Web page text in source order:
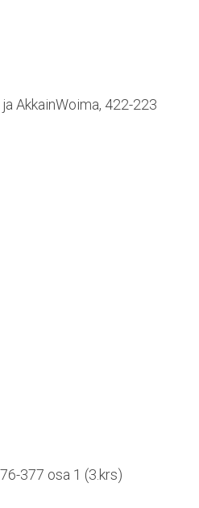
AkkainWoima, 422-223
377 osa 1 (3.krs)